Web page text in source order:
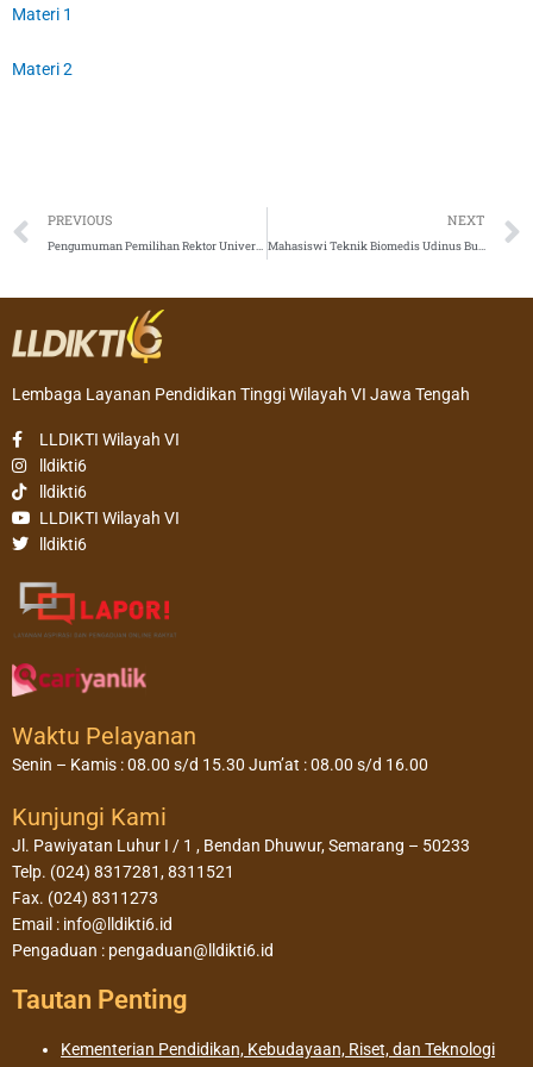
Materi 1
Materi 2
Prev
PREVIOUS
Pengumuman Pemilihan Rektor Universitas Udayana Periode 2024 – 2028
NEXT
Mahasiswi Teknik Biomedis Udinus Buat Kaki Palsu yang Lebih Ekonomis dan Humanis
Lembaga Layanan Pendidikan Tinggi Wilayah VI Jawa Tengah
LLDIKTI Wilayah VI
lldikti6
lldikti6
LLDIKTI Wilayah VI
lldikti6
Waktu Pelayanan
Senin – Kamis : 08.00 s/d 15.30 Jum’at : 08.00 s/d 16.00
Kunjungi Kami
Jl. Pawiyatan Luhur I / 1 , Bendan Dhuwur, Semarang – 50233
Telp. (024) 8317281, 8311521
Fax. (024) 8311273
Email : info@lldikti6.id
Pengaduan : pengaduan@lldikti6.id
Tautan Penting
Kementerian Pendidikan, Kebudayaan, Riset, dan Teknologi